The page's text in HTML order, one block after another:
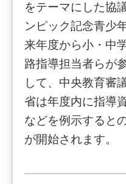
をテーマにした協
ンピック記念青少
来年度から小・中
路指導担当者らが
して、中央教育審
省は年度内に指導
などを例示すると
が開始されます。